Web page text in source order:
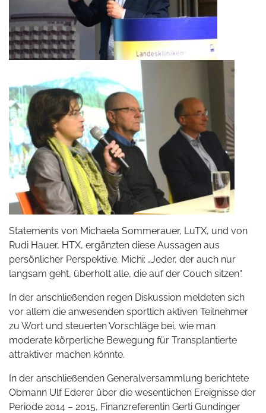
Statements von Michaela Sommerauer, LuTX, und von
Rudi Hauer, HTX, ergänzten diese Aussagen aus
persönlicher Perspektive. Michi: „Jeder, der auch nur
langsam geht, überholt alle, die auf der Couch sitzen“.
In der anschließenden regen Diskussion meldeten sich
vor allem die anwesenden sportlich aktiven Teilnehmer
zu Wort und steuerten Vorschläge bei, wie man
moderate körperliche Bewegung für Transplantierte
attraktiver machen könnte.
In der anschließenden Generalversammlung berichtete
Obmann Ulf Ederer über die wesentlichen Ereignisse der
Periode 2014 – 2015, Finanzreferentin Gerti Gundinger